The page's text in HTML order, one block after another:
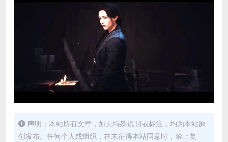
声明：本站所有文章，如无特殊说明或标注，均为本站原
创发布。任何个人或组织，在未征得本站同意时，禁止复